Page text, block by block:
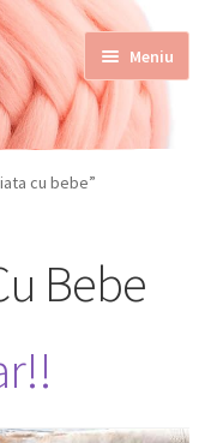
Meniu
cu bebe”
Bebe